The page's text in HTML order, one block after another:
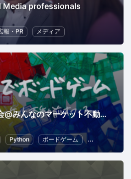
Media professionals
報・PR メディア
ボードゲーム会@みんなのマーケット不動前オフィス
Python ボードゲーム アプリ開発